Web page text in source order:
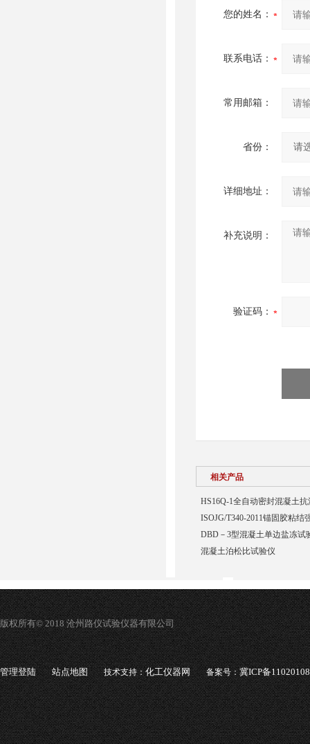
您的姓名：
联系电话：
常用邮箱：
省份：
详细地址：
补充说明：
验证码：
相关产品
HS16Q-1全自动密封混凝土抗
ISOJG/T340-2011锚固胶粘结
DBD－3型混凝土单边盐冻试
混凝土泊松比试验仪
版权所有© 2018 沧州路仪试验仪器有限公司
管理登陆 站点地图 技术支持：化工仪器网 备案号：冀ICP备